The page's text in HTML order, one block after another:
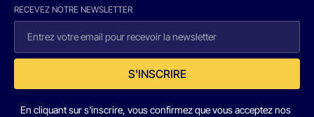
RECEVEZ NOTRE NEWSLETTER
S'INSCRIRE
En cliquant sur s'inscrire, vous confirmez que vous acceptez nos